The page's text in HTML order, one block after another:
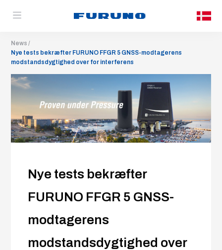
News
Nye tests bekræfter FURUNO FFGR 5 GNSS-modtagerens
modstandsdygtighed over for interferens
Nye tests bekræfter
FURUNO FFGR 5 GNSS-
modtagerens
modstandsdygtighed over